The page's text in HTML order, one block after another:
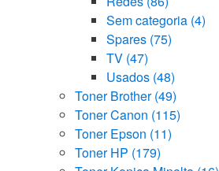
Sem categoria (4)
Spares (75)
TV (47)
Usados (48)
Toner Brother(49)
Toner Canon (115)
Toner Epson (11)
Toner HP (179)